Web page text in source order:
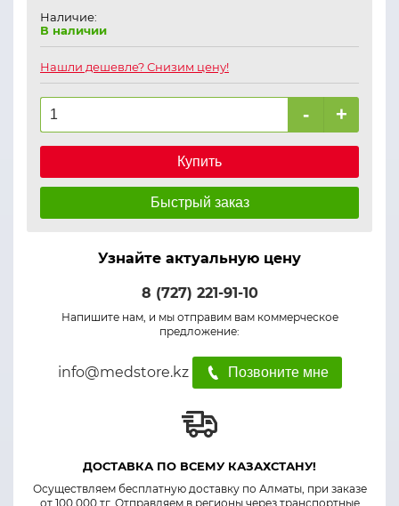
Наличие:
В наличии
Нашли дешевле? Снизим цену!
- +
Купить
Быстрый заказ
Узнайте актуальную цену
8 (727) 221-91-10
Напишите нам, и мы отправим вам коммерческое
предложение:
info@medstore.kz Позвоните мне
ДОСТАВКА ПО ВСЕМУ КАЗАХСТАНУ!
Осуществляем бесплатную доставку по Алматы, при заказе
от 100 000 тг. Отправляем в регионы через транспортные